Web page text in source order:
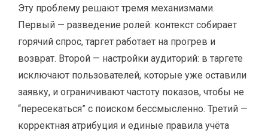
Эту проблему решают тремя механизмами.
Первый — разведение ролей: контекст собирает
горячий спрос, таргет работает на прогрев и
возврат. Второй — настройки аудиторий: в таргете
исключают пользователей, которые уже оставили
заявку, и ограничивают частоту показов, чтобы не
“пересекаться” с поиском бессмысленно. Третий —
корректная атрибуция и единые правила учёта